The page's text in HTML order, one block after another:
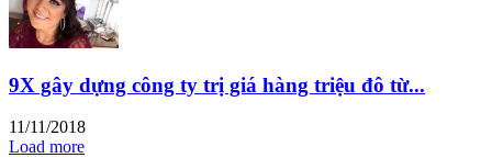
9X gây dựng công ty trị giá hàng triệu đô từ...
11/11/2018
Load more